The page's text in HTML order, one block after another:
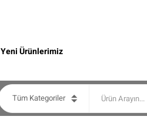
Yeni Ürünlerimiz
Tüm Kategoriler